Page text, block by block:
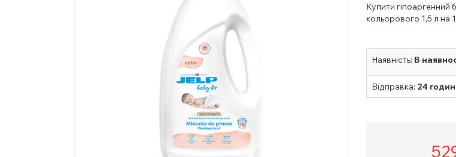
Купити
кольорового 1,5 л на
Наявність: В
Відправка: 24